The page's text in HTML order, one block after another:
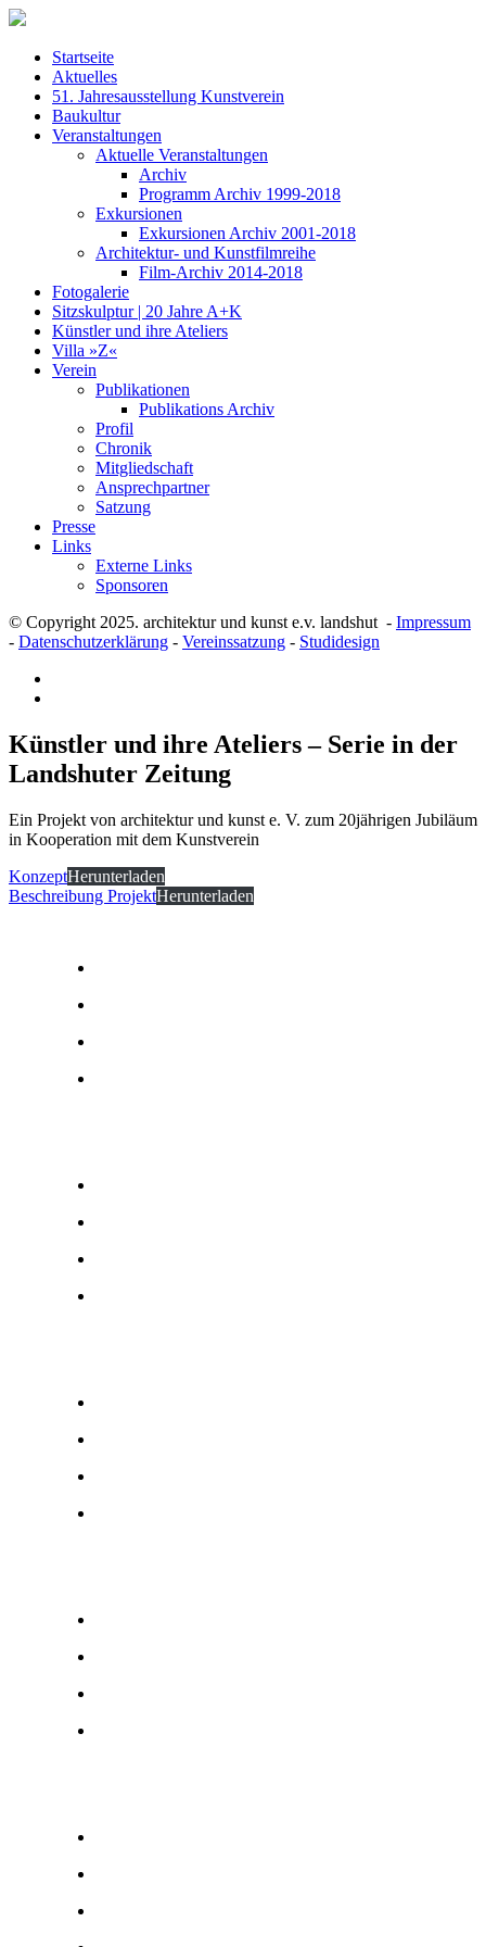
Startseite
Aktuelles
51. Jahresausstellung Kunstverein
Baukultur
Veranstaltungen
Aktuelle Veranstaltungen
Archiv
Programm Archiv 1999-2018
Exkursionen
Exkursionen Archiv 2001-2018
Architektur- und Kunstfilmreihe
Film-Archiv 2014-2018
Fotogalerie
Sitzskulptur | 20 Jahre A+K
Künstler und ihre Ateliers
Villa »Z«
Verein
Publikationen
Publikations Archiv
Profil
Chronik
Mitgliedschaft
Ansprechpartner
Satzung
Presse
Links
Externe Links
Sponsoren
© Copyright 2025. architektur und kunst e.v. landshut - Impressum
- Datenschutzerklärung - Vereinssatzung - Studidesign
Künstler und ihre Ateliers – Serie in der
Landshuter Zeitung
Ein Projekt von architektur und kunst e. V. zum 20jährigen Jubiläum
in Kooperation mit dem Kunstverein
KonzeptHerunterladen
Beschreibung ProjektHerunterladen